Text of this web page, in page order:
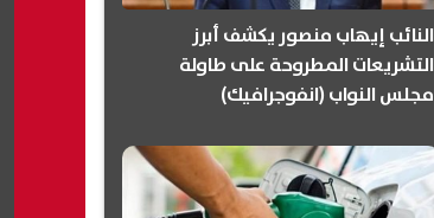
النائب إيهاب منصور يكشف أبرز
التشريعات المطروحة على طاولة
مجلس النواب (انفوجرافيك)